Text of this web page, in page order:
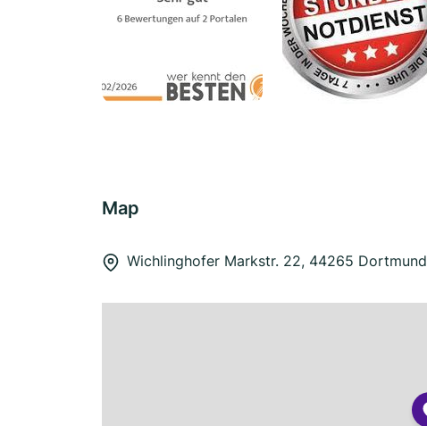
Map
Wichlinghofer Markstr. 22, 44265 Dortmund